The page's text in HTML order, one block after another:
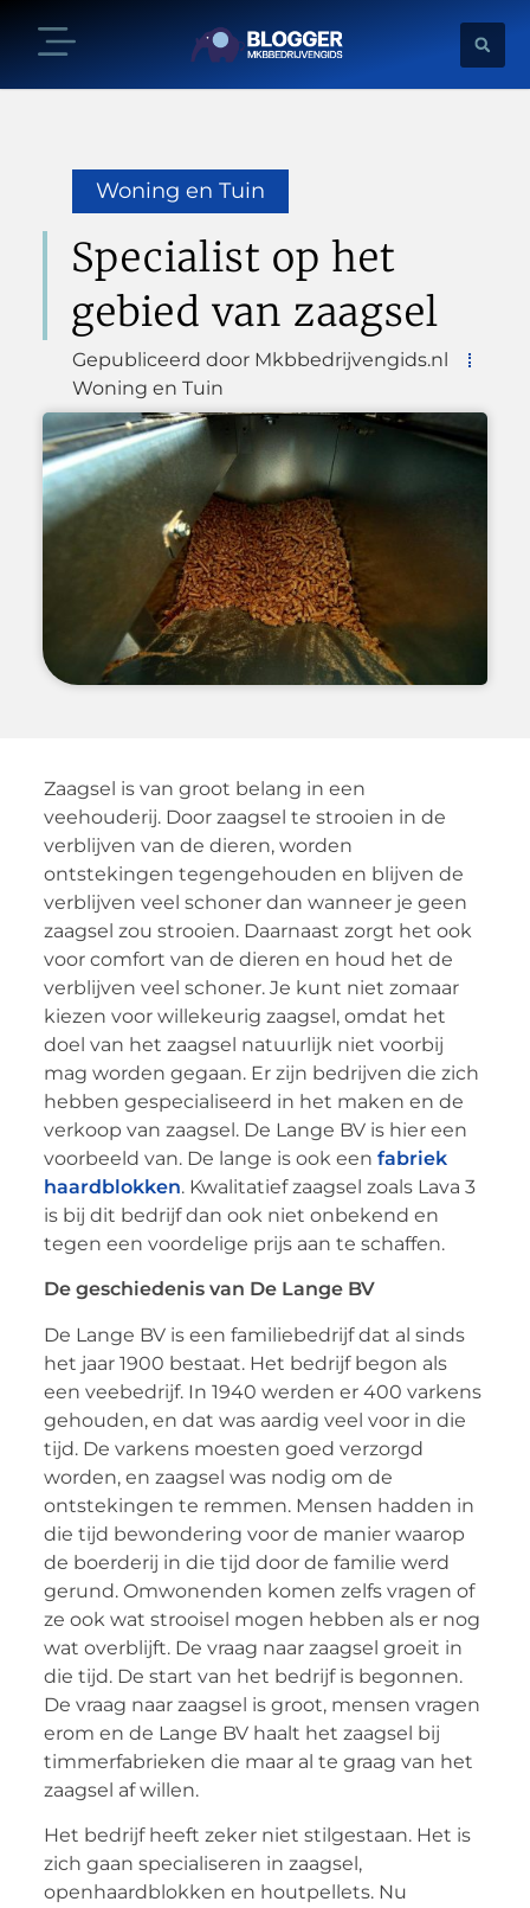
Woning en Tuin
Specialist op het
gebied van zaagsel
Gepubliceerd door Mkbbedrijvengids.nl
Woning en Tuin
Zaagsel is van groot belang in een
veehouderij. Door zaagsel te strooien in de
verblijven van de dieren, worden
ontstekingen tegengehouden en blijven de
verblijven veel schoner dan wanneer je geen
zaagsel zou strooien. Daarnaast zorgt het ook
voor comfort van de dieren en houd het de
verblijven veel schoner. Je kunt niet zomaar
kiezen voor willekeurig zaagsel, omdat het
doel van het zaagsel natuurlijk niet voorbij
mag worden gegaan. Er zijn bedrijven die zich
hebben gespecialiseerd in het maken en de
verkoop van zaagsel. De Lange BV is hier een
voorbeeld van. De lange is ook een fabriek
haardblokken. Kwalitatief zaagsel zoals Lava 3
is bij dit bedrijf dan ook niet onbekend en
tegen een voordelige prijs aan te schaffen.
De geschiedenis van De Lange BV
De Lange BV is een familiebedrijf dat al sinds
het jaar 1900 bestaat. Het bedrijf begon als
een veebedrijf. In 1940 werden er 400 varkens
gehouden, en dat was aardig veel voor in die
tijd. De varkens moesten goed verzorgd
worden, en zaagsel was nodig om de
ontstekingen te remmen. Mensen hadden in
die tijd bewondering voor de manier waarop
de boerderij in die tijd door de familie werd
gerund. Omwonenden komen zelfs vragen of
ze ook wat strooisel mogen hebben als er nog
wat overblijft. De vraag naar zaagsel groeit in
die tijd. De start van het bedrijf is begonnen.
De vraag naar zaagsel is groot, mensen vragen
erom en de Lange BV haalt het zaagsel bij
timmerfabrieken die maar al te graag van het
zaagsel af willen.
Het bedrijf heeft zeker niet stilgestaan. Het is
zich gaan specialiseren in zaagsel,
openhaardblokken en houtpellets. Nu